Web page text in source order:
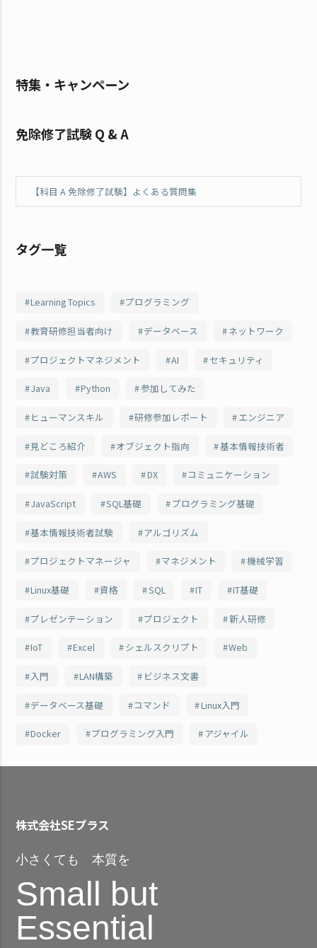
特集・キャンペーン
免除修了試験 Q & A
【科目 A 免除修了試験】よくある質問集
タグ一覧
Learning Topics プログラミング
教育研修担当者向け データベース ネットワーク
プロジェクトマネジメント AI セキュリティ
Java Python 参加してみた
ヒューマンスキル 研修参加レポート エンジニア
見どころ紹介 オブジェクト指向 基本情報技術者
試験対策 AWS DX コミュニケーション
JavaScript SQL基礎 プログラミング基礎
基本情報技術者試験 アルゴリズム
プロジェクトマネージャ マネジメント 機械学習
Linux基礎 資格 SQL IT IT基礎
プレゼンテーション プロジェクト 新人研修
IoT Excel シェルスクリプト Web
入門 LAN構築 ビジネス文書
データベース基礎 コマンド Linux入門
Docker プログラミング入門 アジャイル
株式会社SEプラス
小さくても 本質を
Small but
Essential